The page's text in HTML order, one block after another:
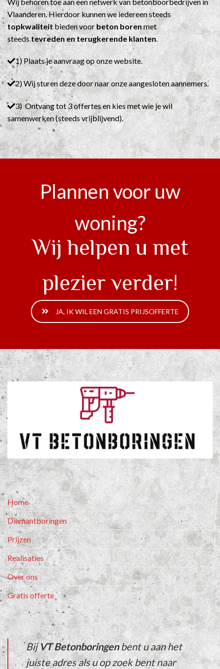
Vlaanderen. Hierdoor kunnen we iedereen steeds
topkwaliteitbieden voorbeton borenmet
steedstevreden en terugkerende klanten
1) Plaats je aanvraag op onze website.
2) Wij sturen deze door naar onze aangesloten aannemers.
3) Ontvang tot 3 offertes en kies met wie je wil
samenwerken (steeds vrijblijvend).
Plannen voor uw
woning?
Wij helpen u met
plezier verder!
JA, IK WIL EEN GRATIS PRIJSOFFERTE
Home
Diamantboringen
Prijzen
Realisaties
Over ons
Gratis offerte
BijVT Betonboringenbent u aan het
juiste adres als u op zoek bent naar